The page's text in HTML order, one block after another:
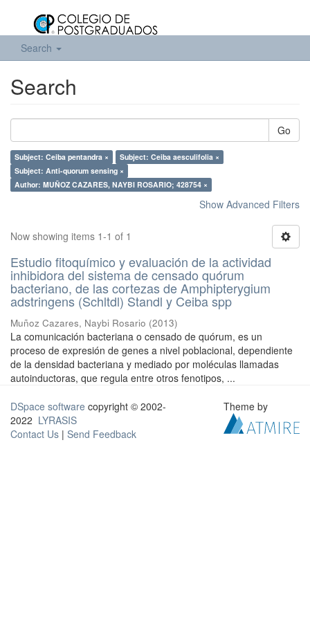
Search
Search
Go
Subject: Ceiba pentandra ×
Subject: Ceiba aesculifolia ×
Subject: Anti-quorum sensing ×
Author: MUÑOZ CAZARES, NAYBI ROSARIO; 428754 ×
Show Advanced Filters
Now showing items 1-1 of 1
Estudio fitoquímico y evaluación de la actividad
inhibidora del sistema de censado quórum
bacteriano, de las cortezas de Amphipterygium
adstringens (Schltdl) Standl y Ceiba spp
Muñoz Cazares, Naybi Rosario (2013)
La comunicación bacteriana o censado de quórum, es un
proceso de expresión de genes a nivel poblacional, dependiente
de la densidad bacteriana y mediado por moléculas llamadas
autoinductoras, que regula entre otros fenotipos, ...
DSpace software copyright © 2002-
2022 LYRASIS
Contact Us | Send Feedback
Theme by